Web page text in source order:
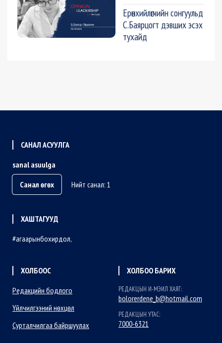
Ерөнхийлөгчийн сонгуульд
С.Баярцогт дэвших эсэх
тухайд
САНАЛ АСУУЛГА
sanal asuulga
Санал өгөх
Нийт санал: 1
ХАШТАГУУД
агаарынбохирдол
ХОЛБООС
Редакцийн бодлого
Үйлчилгээний нөхцөл
Сурталчилгаа байршуулах
ХОЛБОО БАРИХ
РЕДАКЦЫН И-МЭИЛ ХАЯГ:
bolorerdene_b@hotmail.com
РЕДАКЦЫН УТАС:
7000-6321